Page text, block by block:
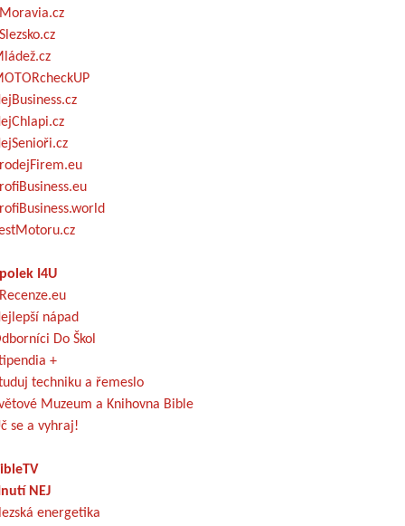
I4U
nápad
Do Škol
+
techniku a řemeslo
Muzeum a Knihovna Bible
se a vyhraj!
NEJ
energetika